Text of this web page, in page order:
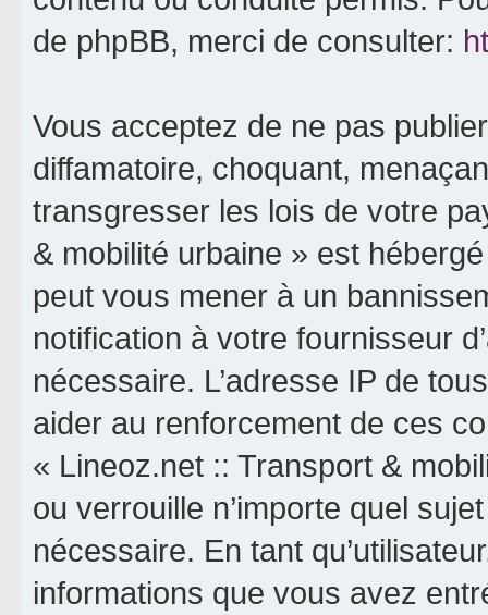
de phpBB, merci de consulter:
Vous acceptez de ne pas
diffamatoire, choquant,
transgresser les lois de votre
& mobilité urbaine » est
peut vous mener à un
notification à votre fournisseur
nécessaire. L’adresse IP de
aider au renforcement de ces
« Lineoz.net :: Transport &
ou verrouille n’importe quel
nécessaire. En tant
informations que vous avez